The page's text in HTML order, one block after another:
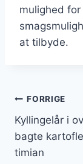
mulighed
at tilbyde.
FORRIGE
Kyllingelår i
bagte
timian